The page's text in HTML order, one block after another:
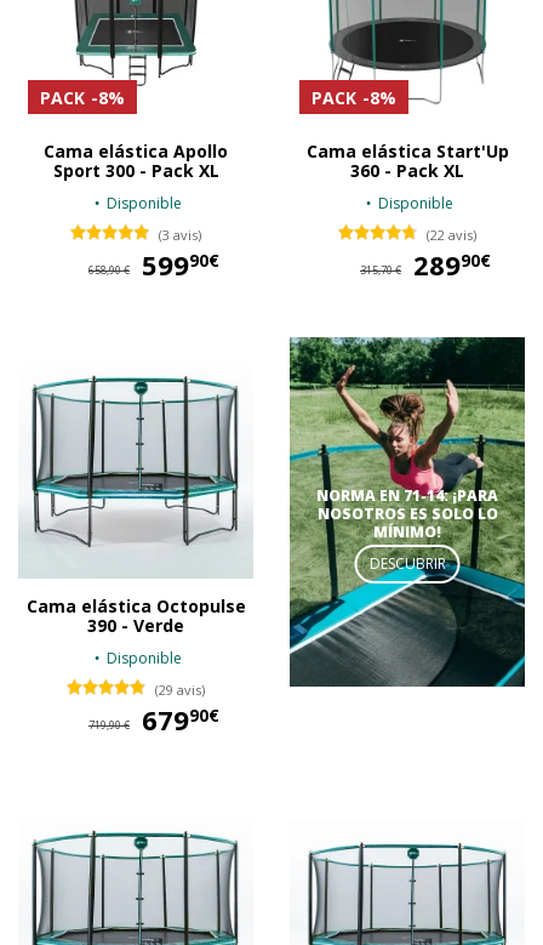
PACK -8%
Cama elástica Apollo
Sport 300 - Pack XL
Disponible
(3 avis)
658,90 € 59990€
PACK -8%
Cama elástica Start'Up
360 - Pack XL
Disponible
(22 avis)
315,70 € 28990€
Cama elástica Octopulse
390 - Verde
Disponible
(29 avis)
719,90 € 67990€
NORMA EN 71-14: ¡PARA
NOSOTROS ES SOLO LO
MÍNIMO!
DESCUBRIR